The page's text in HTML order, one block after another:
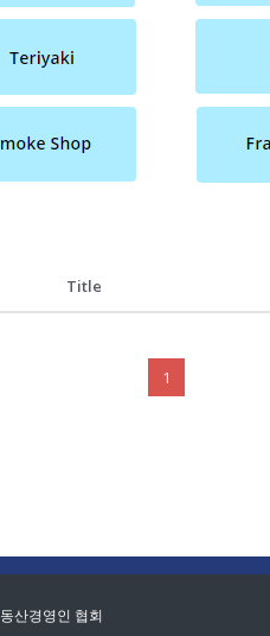
Title
1
산경영인 협회